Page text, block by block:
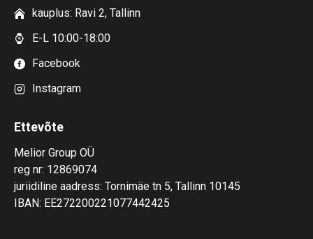
kauplus: Ravi 2, Tallinn
E-L 10:00-18:00
Facebook
Instagram
Ettevõte
Melior Group OÜ
reg nr: 12869074
juriidiline aadress: Tornimäe tn 5, Tallinn 10145
IBAN: EE272200221077442425